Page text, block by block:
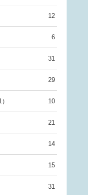
12
6
31
29
10
21
14
15
31